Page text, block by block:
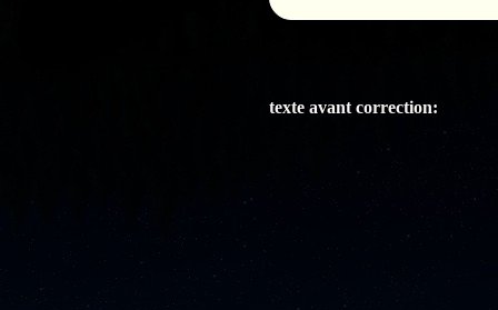
texte avant correction: